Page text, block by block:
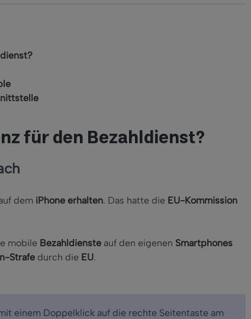
für den Bezahldienst?
dem iPhone erhalten. Das hatte die EU-Kommission
mobile Bezahldienste auf den eigenen Smartphones
Strafe durch die EU.
einem Doppelklick auf die rechte Seitentaste am